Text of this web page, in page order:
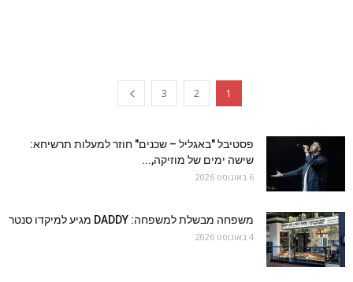
1
2
3
פסטיבל "באגליל – שכנים" חוזר למעלות תרשיחא:
שישה ימים של מוזיקה,...
6 באוגוסט 2026
משפחה מבשלת למשפחה: DADDY מגיע למיקדו סנטר
4 באוגוסט 2026